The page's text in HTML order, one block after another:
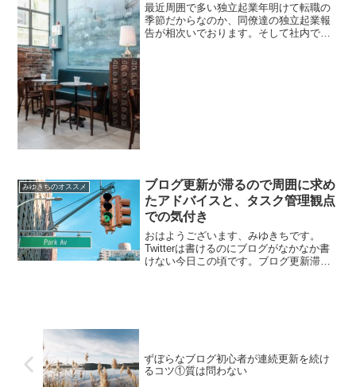
最近周囲で多い独立起業年明けて転職の
季節だからなのか、同僚達の独立起業報
告が相次いでおります。そして社内でも
みゆきちのオススメ
ブログ更新が滞るので周囲に求め
たアドバイスと、タスク管理観点
での気付き
おはようございます、みゆきちです。
Twitterは書けるのにブログがなかなか書
けない今日この頃です。ブログ更新滞る
ずぼらなブログ初心者が連続更新を続け
るコツ①質は問わない